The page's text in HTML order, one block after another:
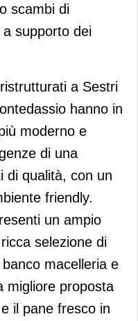
scambi di
supporto dei
a Sestri
hanno in
moderno e
di una
di qualità, con un
friendly.
un ampio
selezione di
macelleria e
migliore proposta
il pane fresco in